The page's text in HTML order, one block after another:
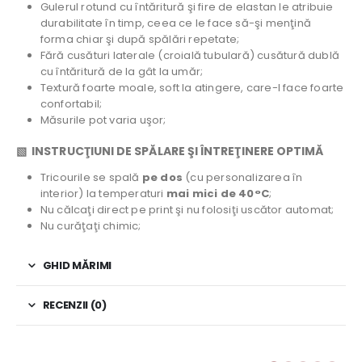
Gulerul rotund cu întăritură şi fire de elastan le atribuie
durabilitate în timp, ceea ce le face să-şi menţină
forma chiar şi după spălări repetate;
Fără cusături laterale (croială tubulară) cusătură dublă
cu întăritură de la gât la umăr;
Textură foarte moale, soft la atingere, care-l face foarte
confortabil;
Măsurile pot varia uşor;
▧ INSTRUCŢIUNI DE SPĂLARE ŞI ÎNTREŢINERE OPTIMĂ
Tricourile se spală pe dos (cu personalizarea în
interior) la temperaturi mai mici de 40°C;
Nu călcaţi direct pe print şi nu folosiţi uscător automat;
Nu curăţaţi chimic;
GHID MĂRIMI
RECENZII (0)